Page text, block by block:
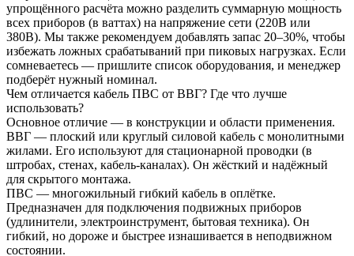
упрощённого расчёта можно разделить суммарную мощность
всех приборов (в ваттах) на напряжение сети (220В или
380В). Мы также рекомендуем добавлять запас 20–30%, чтобы
избежать ложных срабатываний при пиковых нагрузках. Если
сомневаетесь — пришлите список оборудования, и менеджер
подберёт нужный номинал.
Чем отличается кабель ПВС от ВВГ? Где что лучше
использовать?
Основное отличие — в конструкции и области применения.
ВВГ — плоский или круглый силовой кабель с монолитными
жилами. Его используют для стационарной проводки (в
штробах, стенах, кабель-каналах). Он жёсткий и надёжный
для скрытого монтажа.
ПВС — многожильный гибкий кабель в оплётке.
Предназначен для подключения подвижных приборов
(удлинители, электроинструмент, бытовая техника). Он
гибкий, но дороже и быстрее изнашивается в неподвижном
состоянии.